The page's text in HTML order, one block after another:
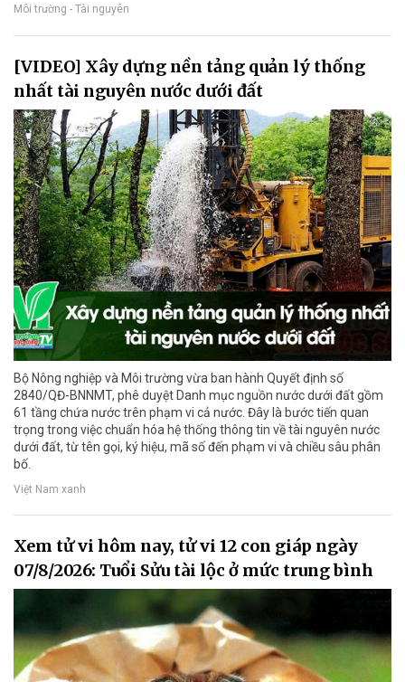
Môi trường - Tài nguyên
[VIDEO] Xây dựng nền tảng quản lý thống
nhất tài nguyên nước dưới đất
Bộ Nông nghiệp và Môi trường vừa ban hành Quyết định số
2840/QĐ-BNNMT, phê duyệt Danh mục nguồn nước dưới đất gồm
61 tầng chứa nước trên phạm vi cả nước. Đây là bước tiến quan
trọng trong việc chuẩn hóa hệ thống thông tin về tài nguyên nước
dưới đất, từ tên gọi, ký hiệu, mã số đến phạm vi và chiều sâu phân
bố.
Việt Nam xanh
Xem tử vi hôm nay, tử vi 12 con giáp ngày
07/8/2026: Tuổi Sửu tài lộc ở mức trung bình